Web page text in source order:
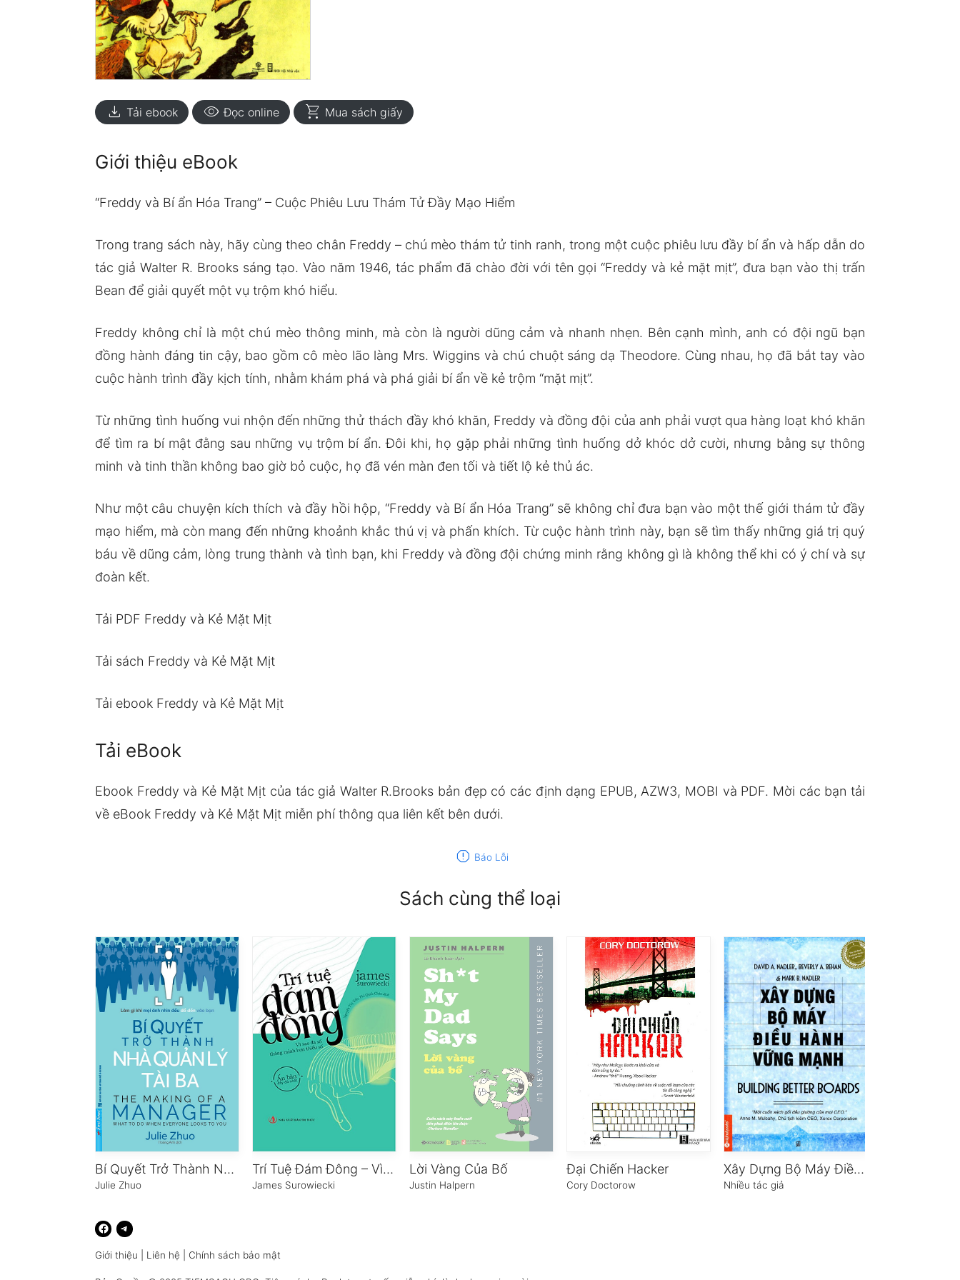
download Tải ebook visibility Đọc online shopping_cart Mua sách giấy
Giới thiệu eBook
“Freddy và Bí ẩn Hóa Trang” – Cuộc Phiêu Lưu Thám Tử Đầy Mạo Hiểm
Trong trang sách này, hãy cùng theo chân Freddy – chú mèo thám tử tinh ranh, trong một cuộc phiêu lưu đầy bí ẩn và hấp dẫn do
tác giả Walter R. Brooks sáng tạo. Vào năm 1946, tác phẩm đã chào đời với tên gọi “Freddy và kẻ mặt mịt”, đưa bạn vào thị trấn
Bean để giải quyết một vụ trộm khó hiểu.
Freddy không chỉ là một chú mèo thông minh, mà còn là người dũng cảm và nhanh nhẹn. Bên cạnh mình, anh có đội ngũ bạn
đồng hành đáng tin cậy, bao gồm cô mèo lão làng Mrs. Wiggins và chú chuột sáng dạ Theodore. Cùng nhau, họ đã bắt tay vào
cuộc hành trình đầy kịch tính, nhằm khám phá và phá giải bí ẩn về kẻ trộm “mặt mịt”.
Từ những tình huống vui nhộn đến những thử thách đầy khó khăn, Freddy và đồng đội của anh phải vượt qua hàng loạt khó khăn
để tìm ra bí mật đằng sau những vụ trộm bí ẩn. Đôi khi, họ gặp phải những tình huống dở khóc dở cười, nhưng bằng sự thông
minh và tinh thần không bao giờ bỏ cuộc, họ đã vén màn đen tối và tiết lộ kẻ thủ ác.
Như một câu chuyện kích thích và đầy hồi hộp, “Freddy và Bí ẩn Hóa Trang” sẽ không chỉ đưa bạn vào một thế giới thám tử đầy
mạo hiểm, mà còn mang đến những khoảnh khắc thú vị và phấn khích. Từ cuộc hành trình này, bạn sẽ tìm thấy những giá trị quý
báu về dũng cảm, lòng trung thành và tình bạn, khi Freddy và đồng đội chứng minh rằng không gì là không thể khi có ý chí và sự
đoàn kết.
Tải PDF Freddy và Kẻ Mặt Mịt
Tải sách Freddy và Kẻ Mặt Mịt
Tải ebook Freddy và Kẻ Mặt Mịt
Tải eBook
Ebook Freddy và Kẻ Mặt Mịt của tác giả Walter R.Brooks bản đẹp có các định dạng EPUB, AZW3, MOBI và PDF. Mời các bạn tải
về eBook Freddy và Kẻ Mặt Mịt miễn phí thông qua liên kết bên dưới.
report Báo Lỗi
Sách cùng thể loại
Bí Quyết Trở Thành Nhà Quản Lý Tài Ba
Julie Zhuo
Trí Tuệ Đám Đông – Vì Sao Đa Số Thông Minh Hơn Thiểu Số
James Surowiecki
Lời Vàng Của Bố
Justin Halpern
Đại Chiến Hacker
Cory Doctorow
Xây Dựng Bộ Máy Điều Hành Vững Mạnh
Nhiều tác giả
Giới thiệu Liên hệ Chính sách bảo mật